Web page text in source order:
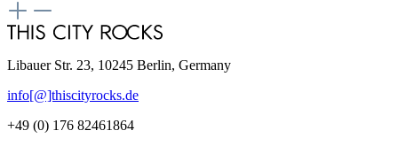
Libauer Str. 23, 10245 Berlin, Germany
info[@]thiscityrocks.de
+49 (0) 176 82461864